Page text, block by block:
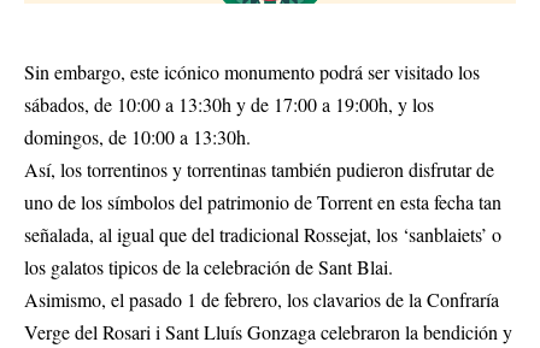
Sin embargo, este icónico monumento podrá ser visitado los
sábados, de 10:00 a 13:30h y de 17:00 a 19:00h, y los
domingos, de 10:00 a 13:30h.
Así, los torrentinos y torrentinas también pudieron disfrutar de
uno de los símbolos del patrimonio de Torrent en esta fecha tan
señalada, al igual que del tradicional Rossejat, los ‘sanblaiets’ o
los galatos tipicos de la celebración de Sant Blai.
Asimismo, el pasado 1 de febrero, los clavarios de la Confraría
Verge del Rosari i Sant Lluís Gonzaga celebraron la bendición y